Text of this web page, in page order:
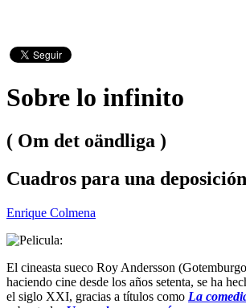
Sobre lo infinito
( Om det oändliga )
Cuadros para una deposición
Enrique Colmena
El cineasta sueco Roy Andersson
haciendo cine desde los años setenta, se ha
el siglo XXI, gracias a títulos como La